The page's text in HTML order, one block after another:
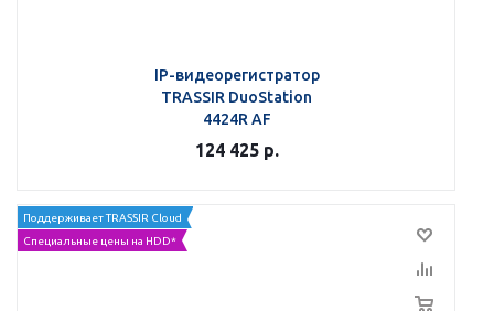
IP-видеорегистратор
TRASSIR DuoStation
4424R AF
124 425р.
Поддерживает TRASSIR Cloud
Специальные цены на HDD*